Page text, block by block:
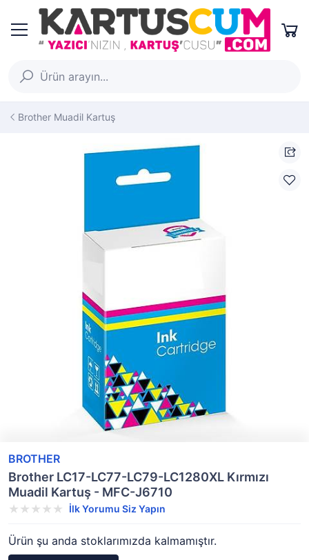
Brother Muadil Kartuş
BROTHER
Brother LC17-LC77-LC79-LC1280XL Kırmızı
Muadil Kartuş - MFC-J6710
İlk Yorumu Siz Yapın
Ürün şu anda stoklarımızda kalmamıştır.